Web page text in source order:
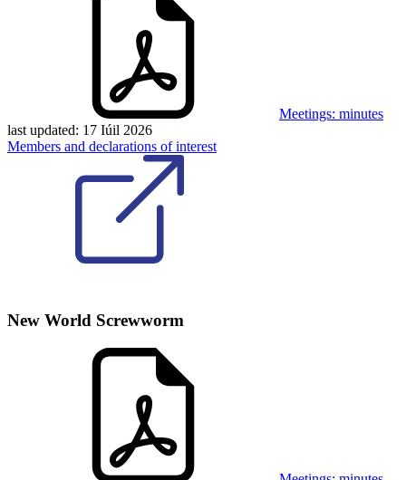
Meetings: minutes
last updated: 17 Iúil 2026
Members and declarations of interest
New World Screwworm